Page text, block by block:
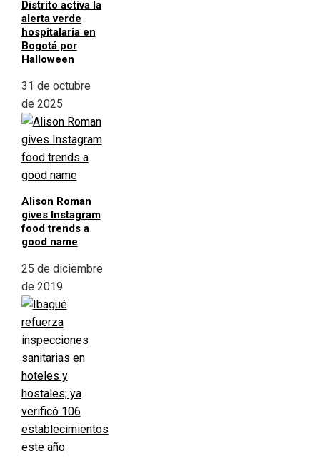
Distrito activa la
alerta verde
hospitalaria en
Bogotá por
Halloween
31 de octubre
de 2025
Alison Roman
gives Instagram
food trends a
good name
25 de diciembre
de 2019